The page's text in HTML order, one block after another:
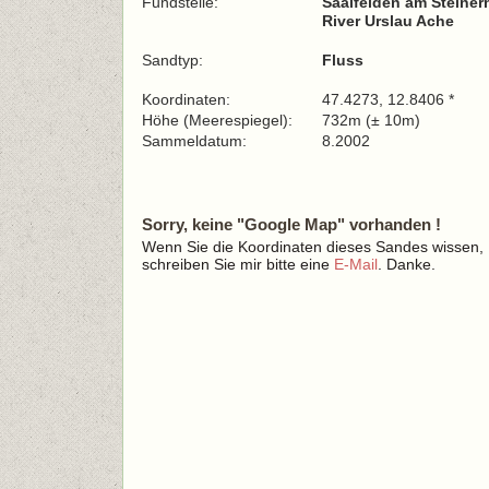
River Urslau Ache
Sandtyp: Fluss
Koordinaten:
47.4273, 12.8406 *
Höhe (Meerespiegel):
732m (± 10m)
Sammeldatum:
8.2002
Sorry, keine "Google Map" vorhanden !
Wenn Sie die Koordinaten dieses Sandes wissen,
schreiben Sie mir bitte eine E-Mail . Danke.